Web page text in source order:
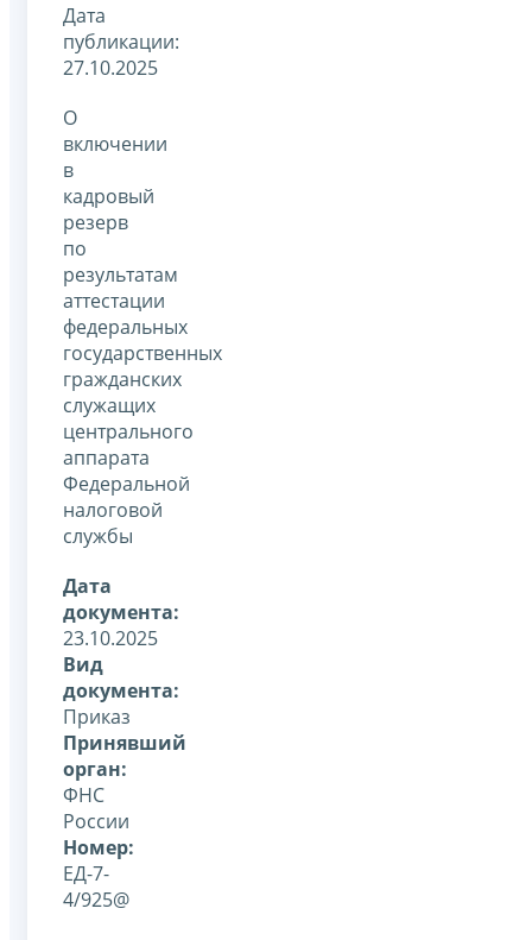
Дата
публикации:
27.10.2025
О
включении
в
кадровый
резерв
по
результатам
аттестации
федеральных
государственных
гражданских
служащих
центрального
аппарата
Федеральной
налоговой
службы
Дата
документа:
23.10.2025
Вид
документа:
Приказ
Принявший
орган:
ФНС
России
Номер:
ЕД-7-
4/925@